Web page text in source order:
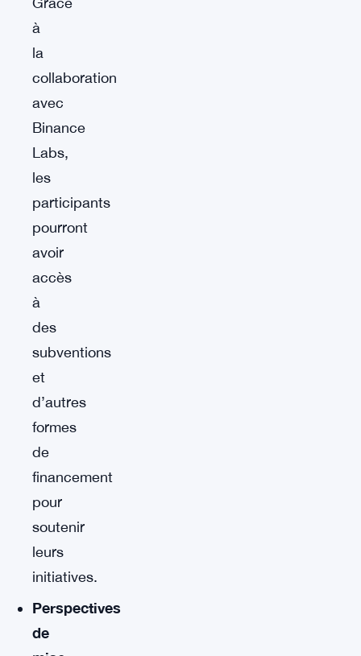
à
la
collaboration
avec
Binance
Labs,
les
participants
pourront
avoir
accès
à
des
subventions
et
d’autres
formes
de
financement
pour
soutenir
leurs
initiatives.
Perspectives
de